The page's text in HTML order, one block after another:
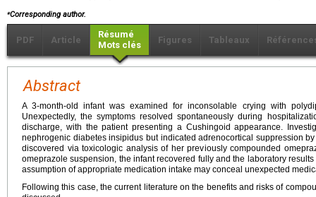
⁎Corresponding author.
PDF Article
Résumé
Mots clés
Figures Tableaux
Abstract
A 3-month-old infant was examined for inconsolable crying with
Unexpectedly, the symptoms resolved spontaneously during
discharge, with the patient presenting a Cushingoid appearance.
nephrogenic diabetes insipidus but indicated adrenocortical suppression
discovered via toxicologic analysis of her previously compounded
omeprazole suspension, the infant recovered fully and the laboratory
assumption of appropriate medication intake may conceal unexpected
Following this case, the current literature on the benefits and risks of